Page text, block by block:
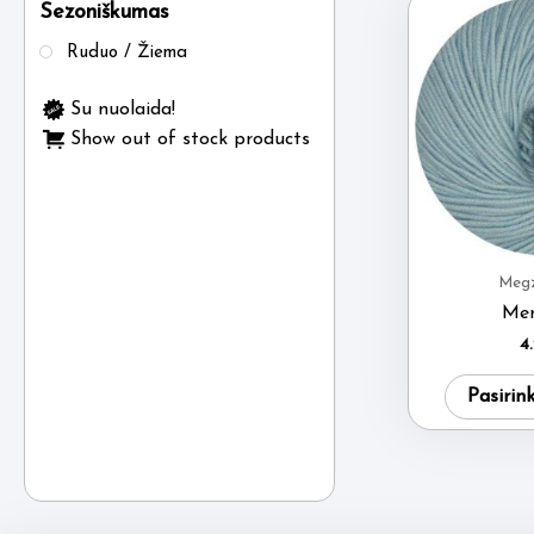
Sezoniškumas
Ruduo / Žiema
Su nuolaida!
Show out of stock products